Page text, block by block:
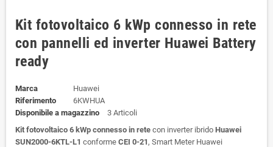
Kit fotovoltaico 6 kWp connesso in rete
con pannelli ed inverter Huawei Battery
ready
Marca
Huawei
Riferimento
6KWHUA
Disponibile a magazzino
3 Articoli
Kit fotovoltaico 6 kWp connesso in rete con inverter ibrido Huawei
SUN2000-6KTL-L1 conforme CEI 0-21 , Smart Meter Huawei